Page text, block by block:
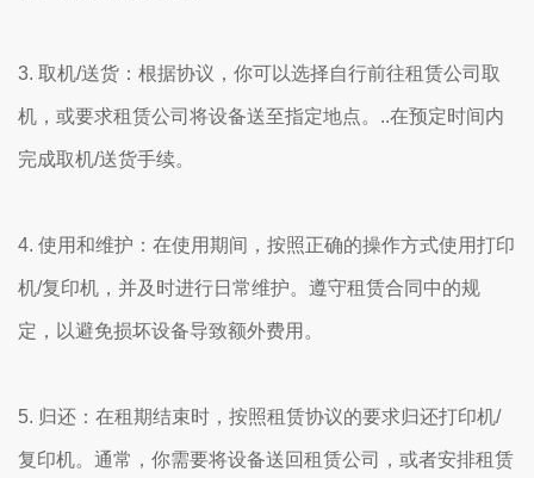
3. 取机/送货：根据协议，你可以选择自行前往租赁公司取
机，或要求租赁公司将设备送至指定地点。..在预定时间内
完成取机/送货手续。
4. 使用和维护：在使用期间，按照正确的操作方式使用打印
机/复印机，并及时进行日常维护。遵守租赁合同中的规
定，以避免损坏设备导致额外费用。
5. 归还：在租期结束时，按照租赁协议的要求归还打印机/
复印机。通常，你需要将设备送回租赁公司，或者安排租赁